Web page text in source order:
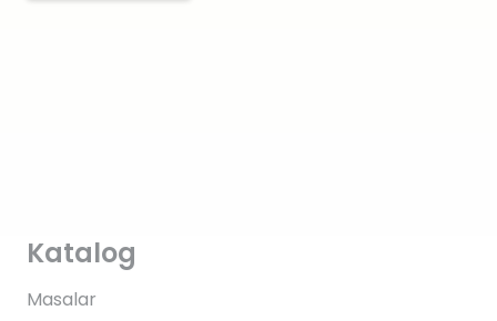
Katalog
Masalar